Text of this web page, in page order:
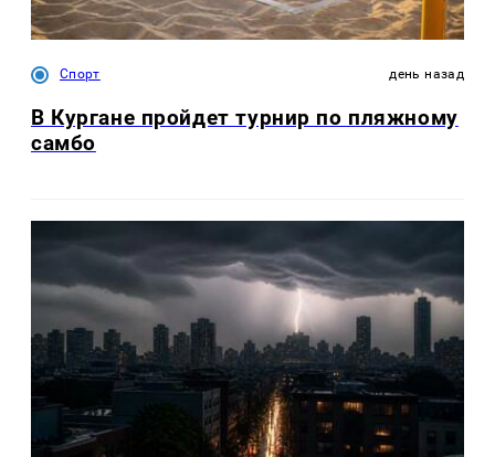
Спорт день назад
В Кургане пройдет турнир по пляжному
самбо